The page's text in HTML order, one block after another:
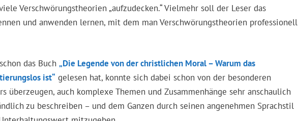
Verschwörungstheorien „aufzudecken.“ Vielmehr soll der Leser das
und anwenden lernen, mit dem man Verschwörungstheorien professionell
das Buch „Die Legende von der christlichen Moral – Warum das
ist“ gelesen hat, konnte sich dabei schon von der besonderen
überzeugen, auch komplexe Themen und Zusammenhänge sehr anschaulich
zu beschreiben – und dem Ganzen durch seinen angenehmen Sprachstil